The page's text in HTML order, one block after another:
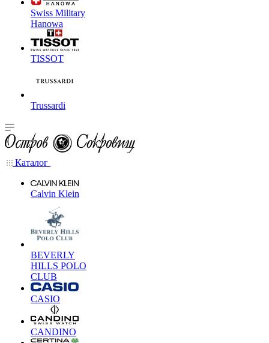
Swiss Military
Hanowa
TISSOT
Trussardi
Каталог
Calvin Klein
BEVERLY
HILLS POLO
CLUB
CASIO
CANDINO